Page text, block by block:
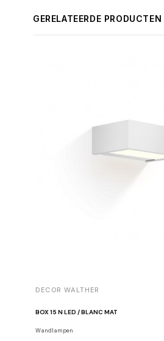
GERELATEERDE PRODUCTEN
DECOR WALTHER
BOX 15 N LED / BLANC MAT
Wandlampen